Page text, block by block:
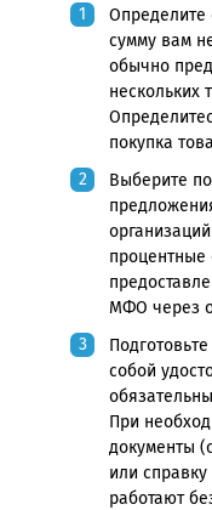
Определите
сумму вам
обычно
нескольких
покупка
Выберите
процентные
МФО через
собой
При
документы
или
работают